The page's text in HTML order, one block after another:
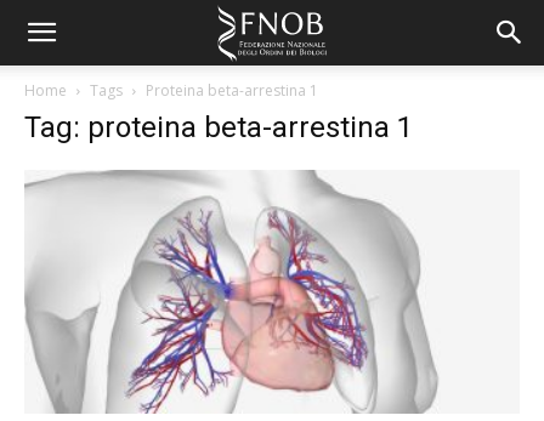
Home Tags Proteina beta-arrestina 1
Tag: proteina beta-arrestina 1